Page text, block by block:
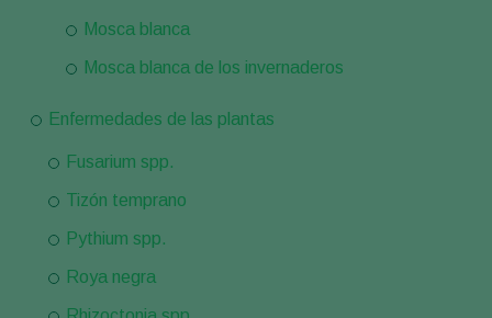
Mosca blanca
Mosca blanca de los invernaderos
Enfermedades de las plantas
Fusarium spp.
Tizón temprano
Pythium spp.
Roya negra